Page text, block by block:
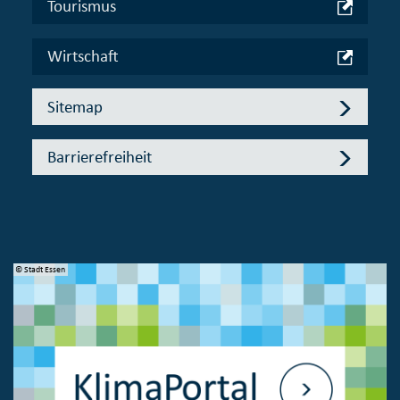
Tourismus
Wirtschaft
Sitemap
Barrierefreiheit
© Stadt Essen